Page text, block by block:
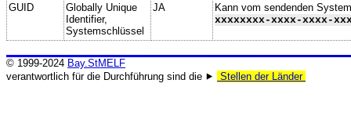
GUID
Globally Unique
Identifier,
Systemschlüssel
JA
Kann vom sendenden
xxxxxxxx-xxxx-xxxx-
© 1999-2024 Bay.StMELF
verantwortlich für die Durchführung sind die ⯈
Stellen der Länder